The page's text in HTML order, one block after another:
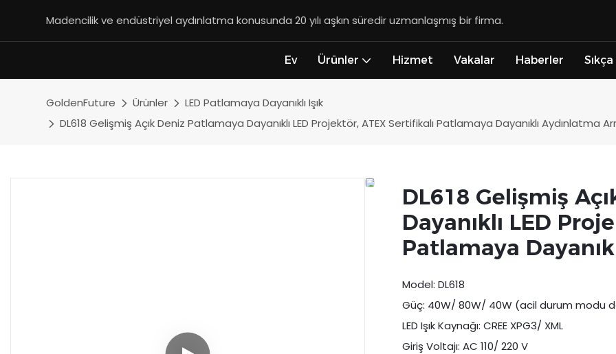
Madencilik ve endüstriyel aydınlatma konusunda 20 yılı aşkın süredir uzmanlaşmış bir firma.
Ev Ürünler Hizmet Vakalar Haberler
GoldenFuture Ürünler
LED Patlamaya Dayanıklı Işık
DL618 Gelişmiş Açık Deniz Patlamaya Dayanıklı LED Projektör, ATEX Sertifikalı Patlamaya Dayanıklı Aydınlatma
DL618 Gelişmiş
Dayanıklı LED
Patlamaya
Model: DL618
Güç: 40W/ 80W/ 40W (acil durum modu
LED Işık Kaynağı: CREE XPG3/ XML
Giriş Voltajı: AC 110/ 220 V